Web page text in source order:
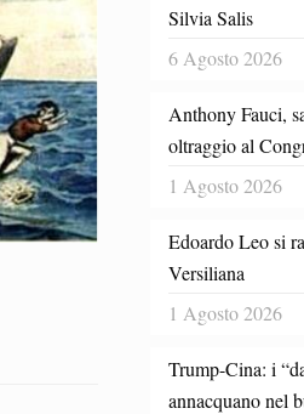
Silvia Salis
6 Agosto 2026
Anthony Fauci,
oltraggio al
1 Agosto 2026
Edoardo Leo si
Versiliana
1 Agosto 2026
Trump-Cina: i
annacquano nel